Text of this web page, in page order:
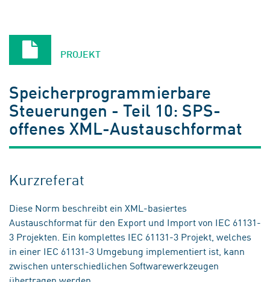
PROJEKT
Speicherprogrammierbare
Steuerungen - Teil 10: SPS-
offenes XML-Austauschformat
Kurzreferat
Diese Norm beschreibt ein XML-basiertes
Austauschformat für den Export und Import von IEC 61131-
3 Projekten. Ein komplettes IEC 61131-3 Projekt, welches
in einer IEC 61131-3 Umgebung implementiert ist, kann
zwischen unterschiedlichen Softwarewerkzeugen